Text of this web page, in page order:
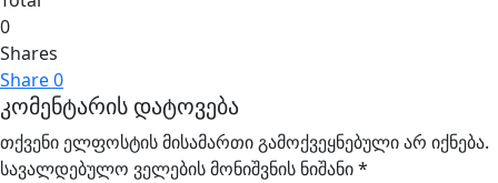
0
Shares
Share0
კომენტარის დატოვება
თქვენი ელფოსტის მისამართი გამოქვეყნებული არ იქნება.
სავალდებულო ველების მონიშვნის ნიშანი*